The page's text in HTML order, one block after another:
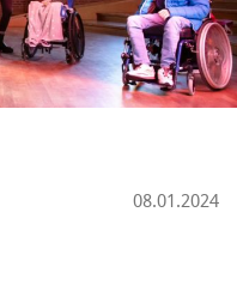
08.01.2024